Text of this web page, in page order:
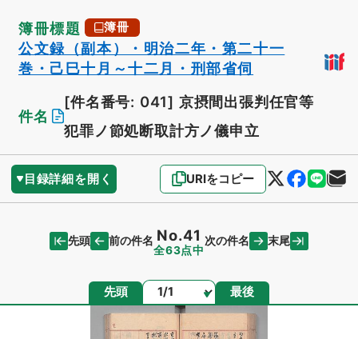
簿冊標題 簿冊
公文録（副本）・明治二年・第二十一
巻・己巳十月～十二月・刑部省伺
件名
[件名番号: 041] 京摂間出張判任官等
犯罪ノ節処断取計方ノ儀申立
目録詳細を開く URIをコピー
先頭 前の件名 No.41
全63点中
次の件名 末尾
先頭 ページ 最後